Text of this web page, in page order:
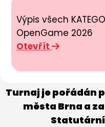
Výpis všech
OpenGame 2026
Otevřít
Turnaj je pořádán
města Brna a